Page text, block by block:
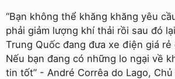
“Bạn không thể khăng khăng yêu
phải giảm lượng khí thải rồi sau đó
Trung Quốc đang đưa xe điện giá
Nếu bạn đang có những lo ngại về
tin tốt” - André Corrêa do Lago,